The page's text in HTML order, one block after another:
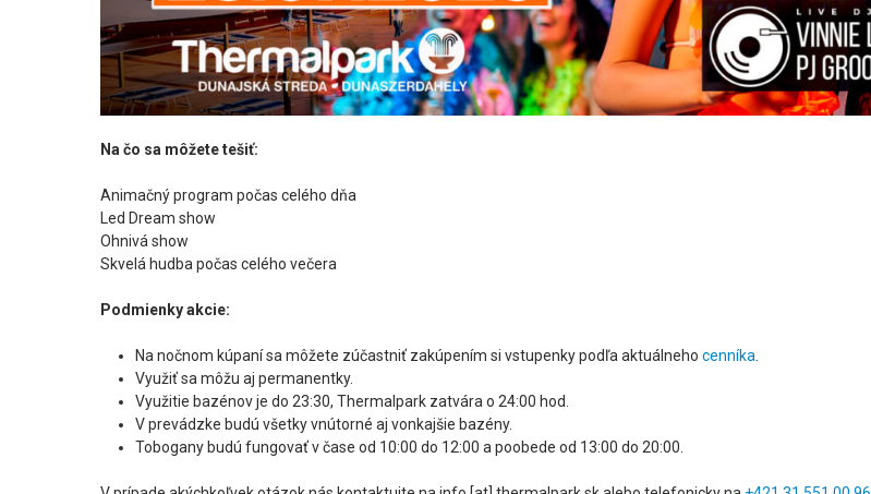
Na čo sa môžete tešiť:
Animačný program počas celého dňa
Led Dream show
Ohnivá show
Skvelá hudba počas celého večera
Podmienky akcie:
Na nočnom kúpaní sa môžete zúčastniť zakúpením si vstupenky podľa aktuálneho cenníka
Využiť sa môžu aj permanentky.
Využitie bazénov je do 23:30, Thermalpark zatvára o 24:00 hod.
V prevádzke budú všetky vnútorné aj vonkajšie bazény.
Tobogany budú fungovať v čase od 10:00 do 12:00 a poobede od 13:00 do 20:00.